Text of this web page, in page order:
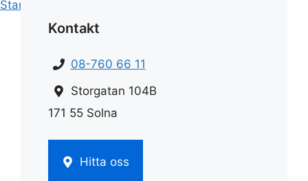
Start
Kontakt
08-760 66 11
Storgatan 104B
171 55 Solna
Hitta oss